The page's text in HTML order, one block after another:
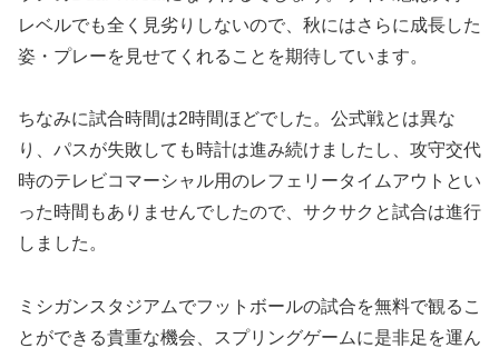
レベルでも全く見劣りしないので、秋にはさらに成長した
姿・プレーを見せてくれることを期待しています。
ちなみに試合時間は2時間ほどでした。公式戦とは異な
り、パスが失敗しても時計は進み続けましたし、攻守交代
時のテレビコマーシャル用のレフェリータイムアウトとい
った時間もありませんでしたので、サクサクと試合は進行
しました。
ミシガンスタジアムでフットボールの試合を無料で観るこ
とができる貴重な機会、スプリングゲームに是非足を運ん